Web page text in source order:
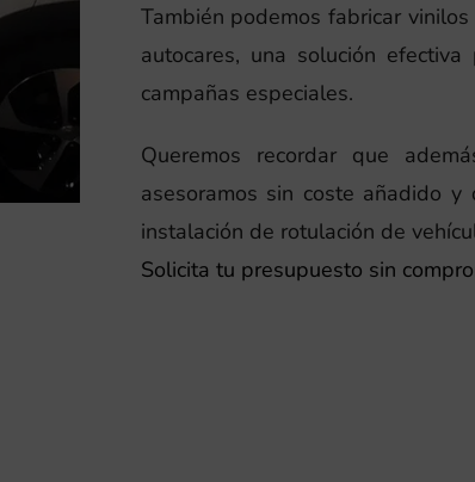
También podemos fabricar
autocares, una solución
campañas especiales.
Queremos recordar que
asesoramos sin coste añadido
instalación de rotulación de
Solicita tu presupuesto sin